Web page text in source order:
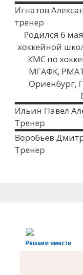
Игнатов
тренер
Родился 6
хоккейной
КМС по
МГАФК,
Ориенбург,
Ильин Павел
Тренер
Воробьев
Тренер
Решаем вместе